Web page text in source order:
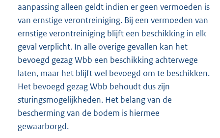
aanpassing alleen geldt indien er geen vermoeden is
van ernstige verontreiniging. Bij een vermoeden van
ernstige verontreiniging blijft een beschikking in elk
geval verplicht. In alle overige gevallen kan het
bevoegd gezag Wbb een beschikking achterwege
laten, maar het blijft wel bevoegd om te beschikken.
Het bevoegd gezag Wbb behoudt dus zijn
sturingsmogelijkheden. Het belang van de
bescherming van de bodem is hiermee
gewaarborgd.